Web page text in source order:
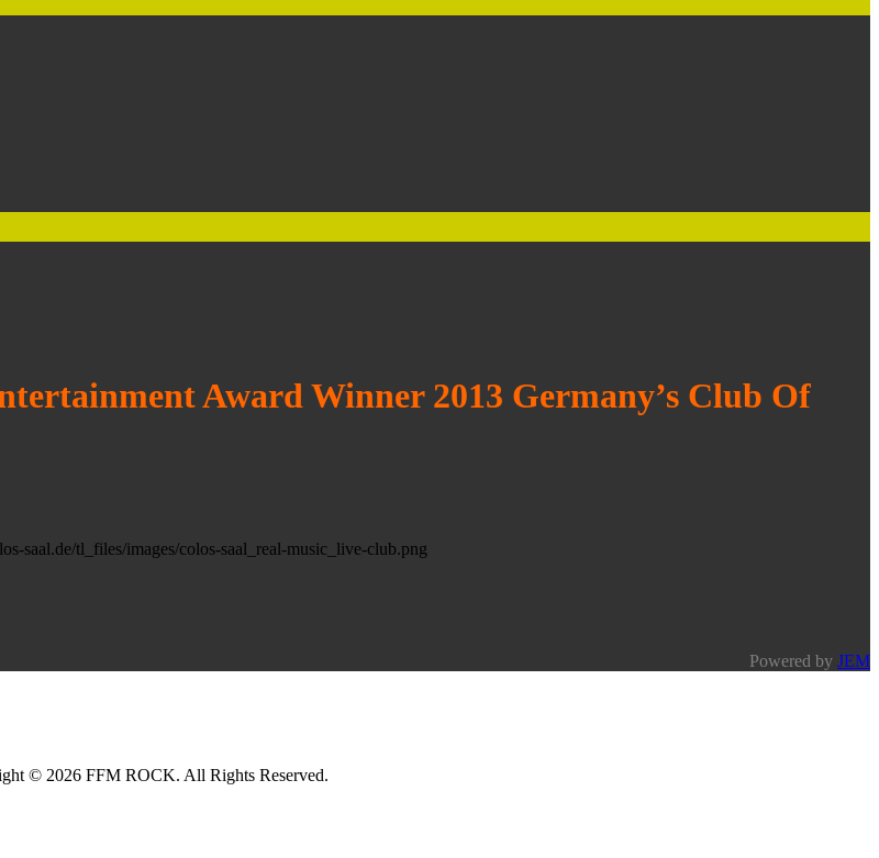
Award Winner 2013 Germany’s Club Of
Powered by JEM
© 2026 FFM ROCK. All Rights Reserved.